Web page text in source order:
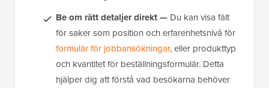
Be om rätt detaljer direkt — Du kan visa fält
för saker som position och erfarenhetsnivå för
formulär för jobbansökningar, eller produkttyp
och kvantitet för beställningsformulär. Detta
hjälper dig att förstå vad besökarna behöver